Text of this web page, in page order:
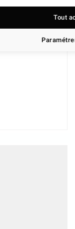
Javits
Tout